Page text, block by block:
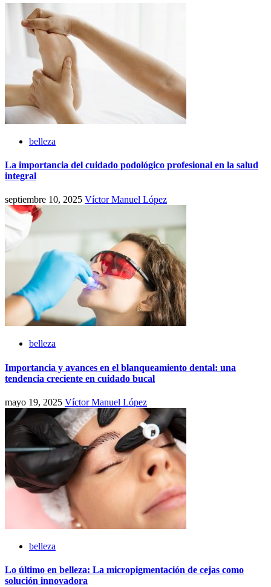
belleza
La importancia del cuidado podológico profesional en la salud
integral
septiembre 10, 2025 Víctor Manuel López
belleza
Importancia y avances en el blanqueamiento dental: una
tendencia creciente en cuidado bucal
mayo 19, 2025 Víctor Manuel López
belleza
Lo último en belleza: La micropigmentación de cejas como
solución innovadora